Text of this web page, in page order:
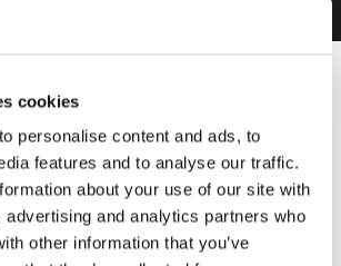
cookies
personalise content and ads, to
features and to analyse our traffic.
about your use of our site with
advertising and analytics partners who
other information that you’ve